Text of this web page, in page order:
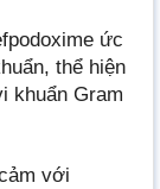
ức
thể hiện
khuẩn Gram
với